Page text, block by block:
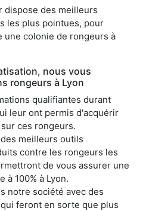
dispose des meilleurs
les plus pointues, pour
une colonie de rongeurs à
nous vous
rongeurs à Lyon
qualifiantes durant
leur ont permis d'acquérir
ces rongeurs.
meilleurs outils
contre les rongeurs les
de vous assurer une
à 100% à Lyon.
notre société avec des
feront en sorte que plus